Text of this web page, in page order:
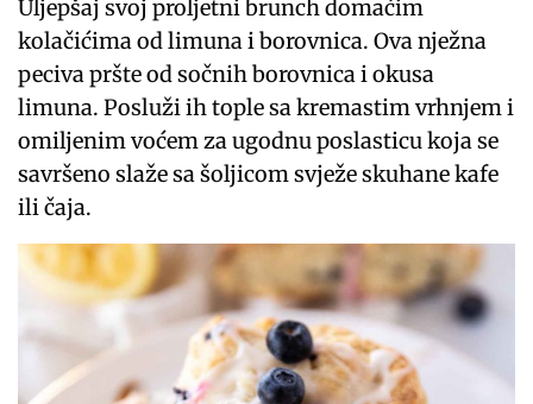
Uljepšaj svoj proljetni brunch domaćim
kolačićima od limuna i borovnica. Ova nježna
peciva pršte od sočnih borovnica i okusa
limuna. Posluži ih tople sa kremastim vrhnjem i
omiljenim voćem za ugodnu poslasticu koja se
savršeno slaže sa šoljicom svježe skuhane kafe
ili čaja.